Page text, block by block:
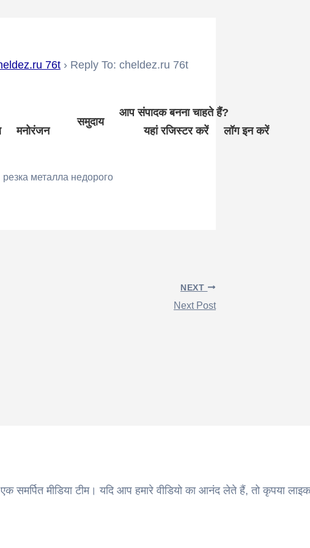
मनोरंजन
समुदाय
आप संपादक बनना चाहते हैं?
यहां रजिस्टर करें
लॉग इन करें
76t › Reply To: cheldez.ru 76t
резка металла недорого
NEXT
Next Post
समर्पित मीडिया टीम। यदि आप हमारे वीडियो का आनंद लेते हैं, तो कृपया